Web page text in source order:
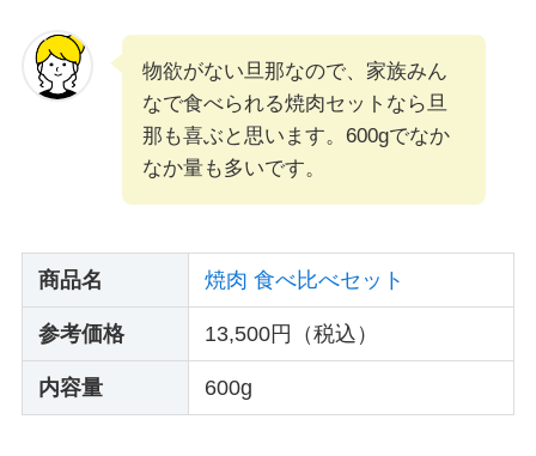
物欲がない旦那なので、家族みん
なで食べられる焼肉セットなら旦
那も喜ぶと思います。600gでなか
なか量も多いです。
商品名 焼肉 食べ比べセット
参考価格 13,500円（税込）
内容量 600g